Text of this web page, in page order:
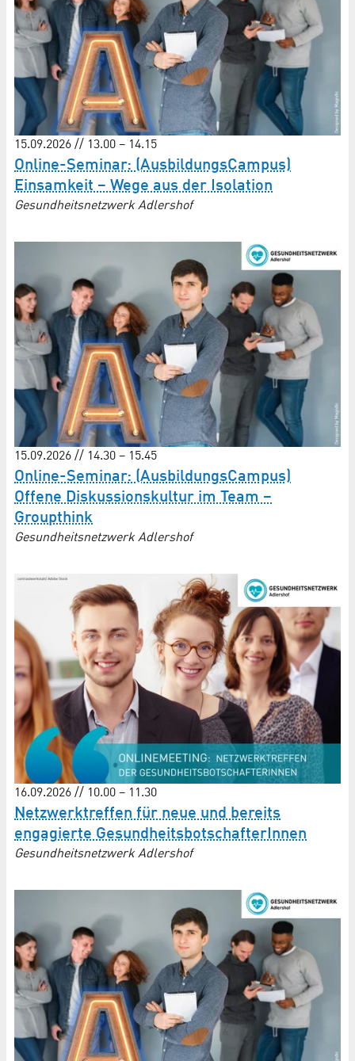
15.09.2026 // 13.00 – 14.15
Online-Seminar: (AusbildungsCampus)
Einsamkeit – Wege aus der Isolation
Gesundheitsnetzwerk Adlershof
15.09.2026 // 14.30 – 15.45
Online-Seminar: (AusbildungsCampus)
Offene Diskussionskultur im Team –
Groupthink
Gesundheitsnetzwerk Adlershof
16.09.2026 // 10.00 – 11.30
Netzwerktreffen für neue und bereits
engagierte Gesund­heits­botschafterInnen
Gesundheitsnetzwerk Adlershof